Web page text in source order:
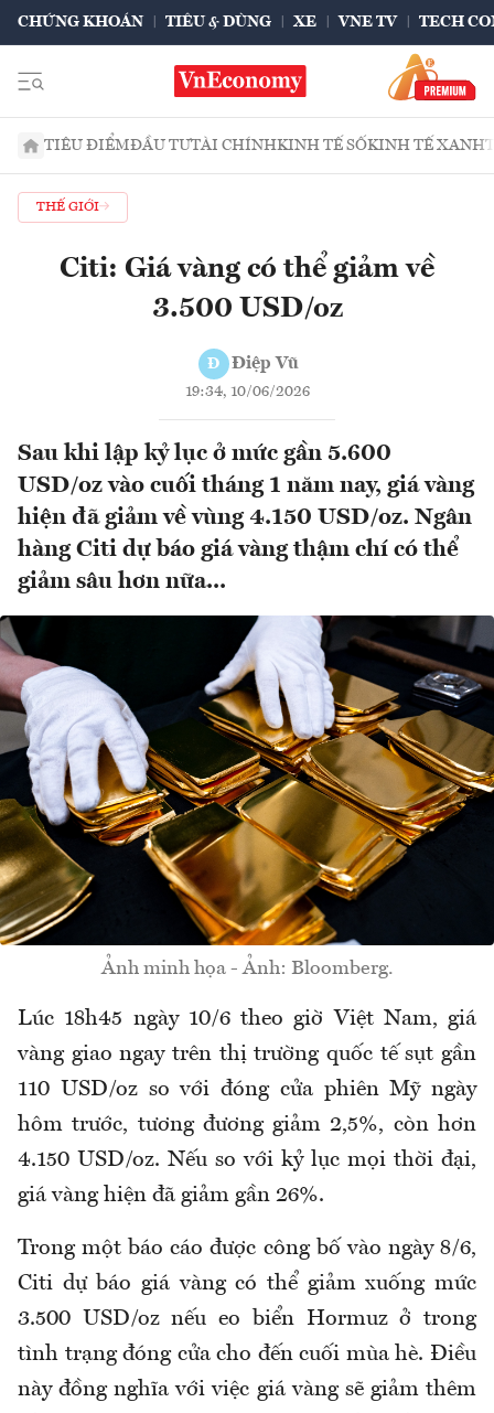
CHỨNG KHOÁN TIÊU & DÙNG XE VNE TV TECH
TIÊU ĐIỂMĐẦU TƯTÀI CHÍNHKINH TẾ SỐKINH TẾ XANH
THẾ GIỚI
Citi: Giá vàng có thể giảm về
3.500 USD/oz
Đ Điệp Vũ
19:34, 10/06/2026
Sau khi lập kỷ lục ở mức gần 5.600
USD/oz vào cuối tháng 1 năm nay, giá vàng
hiện đã giảm về vùng 4.150 USD/oz. Ngân
hàng Citi dự báo giá vàng thậm chí có thể
giảm sâu hơn nữa...
Ảnh minh họa - Ảnh: Bloomberg.
Lúc 18h45 ngày 10/6 theo giờ Việt Nam, giá
vàng giao ngay trên thị trường quốc tế sụt gần
110 USD/oz so với đóng cửa phiên Mỹ ngày
hôm trước, tương đương giảm 2,5%, còn hơn
4.150 USD/oz. Nếu so với kỷ lục mọi thời đại,
giá vàng hiện đã giảm gần 26%.
Trong một báo cáo được công bố vào ngày 8/6,
Citi dự báo giá vàng có thể giảm xuống mức
3.500 USD/oz nếu eo biển Hormuz ở trong
tình trạng đóng cửa cho đến cuối mùa hè. Điều
này đồng nghĩa với việc giá vàng sẽ giảm thêm